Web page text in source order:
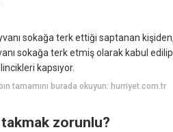
sokağa terk ettiği saptanan
sokağa terk etmiş olarak kabul
kapsıyor.
tamamını burada okuyun: hurriyet.com.tr
zorunlu?